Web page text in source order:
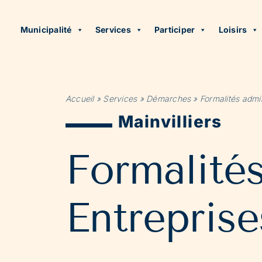
Municipalité Services Participer Loisirs
Accueil» Services» Démarches» Formalités
Mainvilliers